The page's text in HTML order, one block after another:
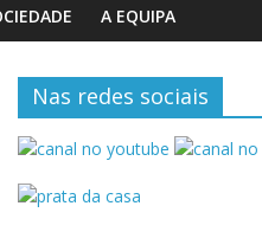
A EQUIPA
Nas redes sociais